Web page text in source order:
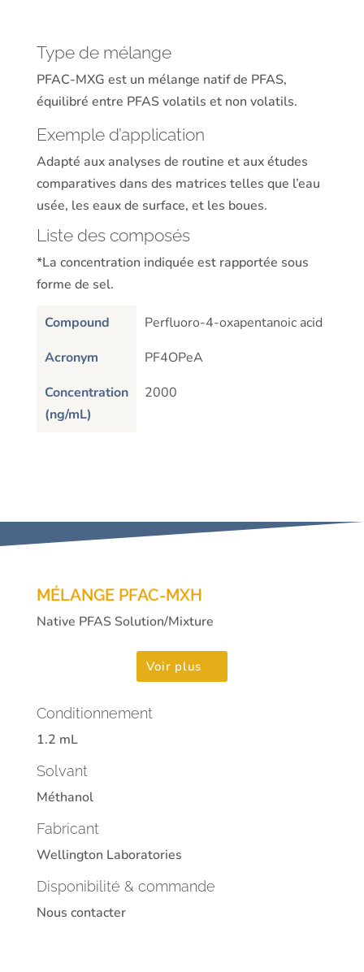
Type de mélange
PFAC-MXG est un mélange natif de PFAS,
équilibré entre PFAS volatils et non volatils.
Exemple d’application
Adapté aux analyses de routine et aux études
comparatives dans des matrices telles que l’eau
usée, les eaux de surface, et les boues.
Liste des composés
*La concentration indiquée est rapportée sous
forme de sel.
Compound
Acronym
Concentration
(ng/mL)
Perfluoro-4-oxapentanoic acid
PF4OPeA
2000
MÉLANGE PFAC-MXH
Native PFAS Solution/Mixture
Voir plus
Conditionnement
1.2 mL
Solvant
Méthanol
Fabricant
Wellington Laboratories
Disponibilité & commande
Nous contacter